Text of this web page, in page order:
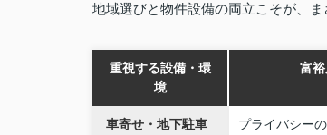
地域選びと物件設備の両立こそが、
重視する設備・環
境
富
車寄せ・地下駐車
プライバシー